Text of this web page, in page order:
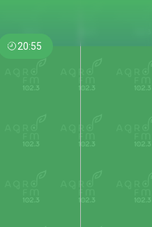
20:55